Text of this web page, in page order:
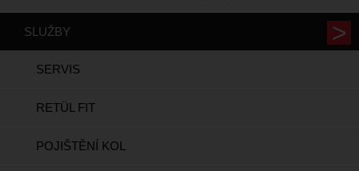
SLUŽBY
SERVIS
RETÜL FIT
POJIŠTĚNÍ KOL